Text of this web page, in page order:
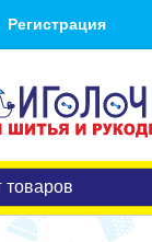
Регистрация
товаров